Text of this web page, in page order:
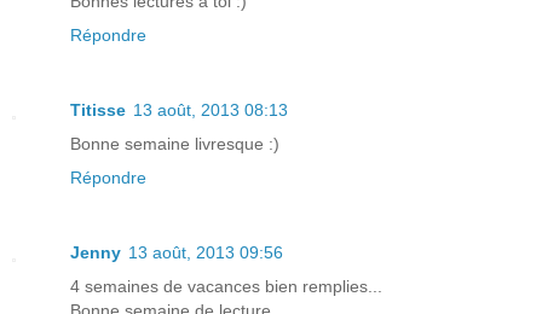
Répondre
Titisse 13 août, 2013 08:13
Bonne semaine livresque :)
Répondre
Jenny 13 août, 2013 09:56
4 semaines de vacances bien remplies...